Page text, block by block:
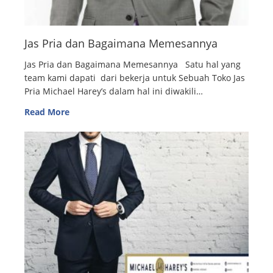
Jas Pria dan Bagaimana Memesannya
Jas Pria dan Bagaimana Memesannya Satu hal yang
team kami dapati dari bekerja untuk Sebuah Toko Jas
Pria Michael Harey’s dalam hal ini diwakili…
Read More